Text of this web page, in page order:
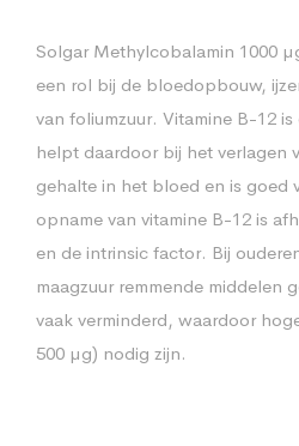
Solgar Methylcobalamin 1000
een rol bij de bloedopbouw,
van foliumzuur. Vitamine B-12
helpt daardoor bij het verlagen
gehalte in het bloed en is goed
opname van vitamine B-12 is
en de intrinsic factor. Bij
maagzuur remmende middelen
vaak verminderd, waardoor
500 µg) nodig zijn.